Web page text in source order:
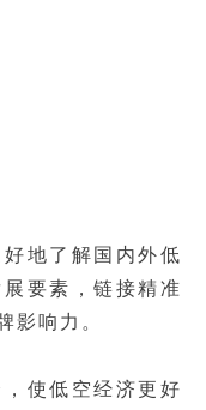
地了解国内外低
要素，链接精准
影响力。
使低空经济更好